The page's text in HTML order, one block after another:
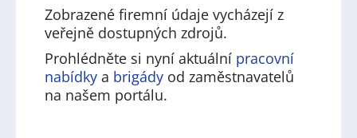
Zobrazené firemní údaje vycházejí z
veřejně dostupných zdrojů.
Prohlédněte si nyní aktuální pracovní
nabídky a brigády od zaměstnavatelů
na našem portálu.